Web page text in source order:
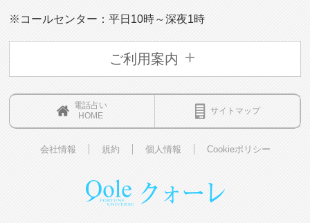
※コールセンター：平日10時～深夜1時
ご利用案内
電話占い
HOME
サイトマップ
会社情報 規約 個人情報 Cookieポリシー